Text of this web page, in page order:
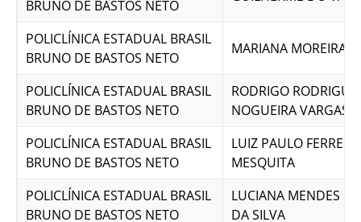
BRUNO DE BASTOS NETO
POLICLÍNICA ESTADUAL BRASIL
BRUNO DE BASTOS NETO
MARIANA MOREIRA
POLICLÍNICA ESTADUAL BRASIL
BRUNO DE BASTOS NETO
RODRIGO
NOGUEIRA VARGAS
POLICLÍNICA ESTADUAL BRASIL
BRUNO DE BASTOS NETO
LUIZ PAULO
MESQUITA
POLICLÍNICA ESTADUAL BRASIL
BRUNO DE BASTOS NETO
LUCIANA MENDES
DA SILVA